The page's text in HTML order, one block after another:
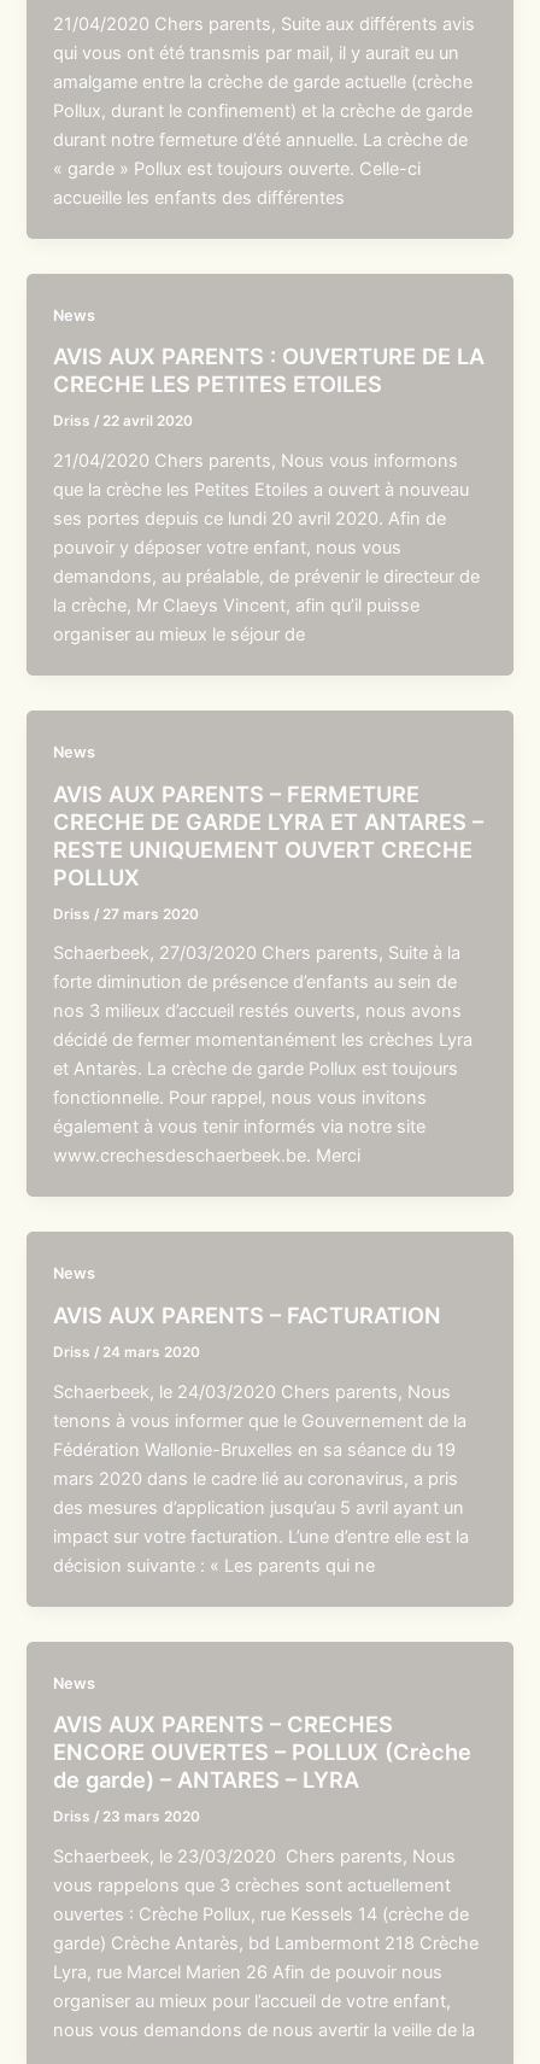
21/04/2020 Chers parents, Suite aux différents avis
qui vous ont été transmis par mail, il y aurait eu un
amalgame entre la crèche de garde actuelle (crèche
Pollux, durant le confinement) et la crèche de garde
durant notre fermeture d’été annuelle. La crèche de
« garde » Pollux est toujours ouverte. Celle-ci
accueille les enfants des différentes
News
AVIS AUX PARENTS : OUVERTURE DE LA
CRECHE LES PETITES ETOILES
Driss / 22 avril 2020
21/04/2020 Chers parents, Nous vous informons
que la crèche les Petites Etoiles a ouvert à nouveau
ses portes depuis ce lundi 20 avril 2020. Afin de
pouvoir y déposer votre enfant, nous vous
demandons, au préalable, de prévenir le directeur de
la crèche, Mr Claeys Vincent, afin qu’il puisse
organiser au mieux le séjour de
News
AVIS AUX PARENTS – FERMETURE
CRECHE DE GARDE LYRA ET ANTARES –
RESTE UNIQUEMENT OUVERT CRECHE
POLLUX
Driss / 27 mars 2020
Schaerbeek, 27/03/2020 Chers parents, Suite à la
forte diminution de présence d’enfants au sein de
nos 3 milieux d’accueil restés ouverts, nous avons
décidé de fermer momentanément les crèches Lyra
et Antarès. La crèche de garde Pollux est toujours
fonctionnelle. Pour rappel, nous vous invitons
également à vous tenir informés via notre site
www.crechesdeschaerbeek.be. Merci
News
AVIS AUX PARENTS – FACTURATION
Driss / 24 mars 2020
Schaerbeek, le 24/03/2020 Chers parents, Nous
tenons à vous informer que le Gouvernement de la
Fédération Wallonie-Bruxelles en sa séance du 19
mars 2020 dans le cadre lié au coronavirus, a pris
des mesures d’application jusqu’au 5 avril ayant un
impact sur votre facturation. L’une d’entre elle est la
décision suivante : « Les parents qui ne
News
AVIS AUX PARENTS – CRECHES
ENCORE OUVERTES – POLLUX (Crèche
de garde) – ANTARES – LYRA
Driss / 23 mars 2020
Schaerbeek, le 23/03/2020 Chers parents, Nous
vous rappelons que 3 crèches sont actuellement
ouvertes : Crèche Pollux, rue Kessels 14 (crèche de
garde) Crèche Antarès, bd Lambermont 218 Crèche
Lyra, rue Marcel Marien 26 Afin de pouvoir nous
organiser au mieux pour l’accueil de votre enfant,
nous vous demandons de nous avertir la veille de la